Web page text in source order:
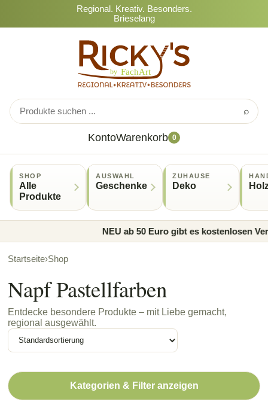
Regional. Kreativ. Besonders.
Brieselang
⌕
KontoWarenkorb 0
SHOP
Alle
Produkte
AUSWAHL
Geschenke
ZUHAUSE
Deko
NEU ab 50 Euro gibt es kostenlosen
Startseite›Shop
Napf Pastellfarben
Entdecke besondere Produkte – mit Liebe gemacht,
regional ausgewählt.
Kategorien & Filter anzeigen